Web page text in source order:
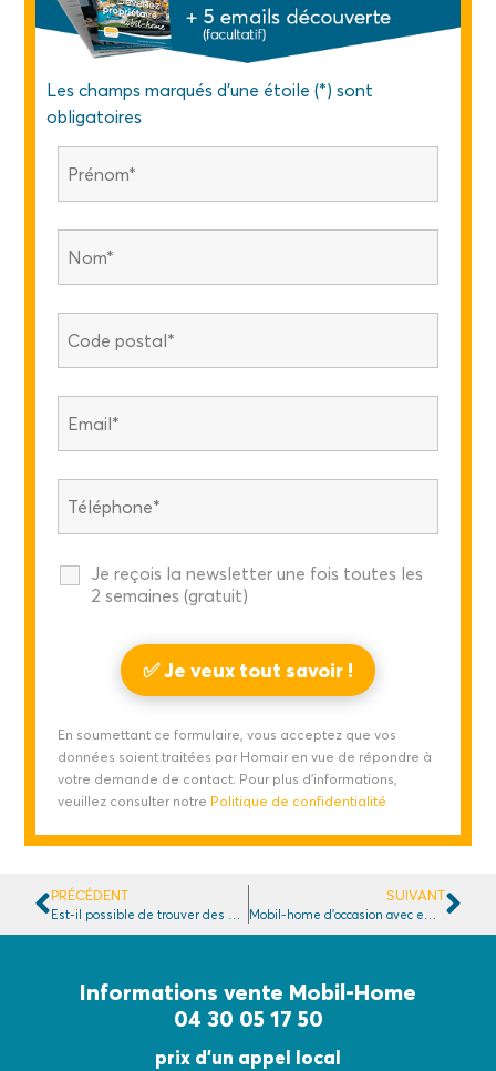
Les champs marqués d'une étoile (*) sont
obligatoires
Je reçois la newsletter une fois toutes les
2 semaines (gratuit)
En soumettant ce formulaire, vous acceptez que vos
données soient traitées par Homair en vue de répondre à
votre demande de contact. Pour plus d'informations,
veuillez consulter notre Politique de confidentialité
PRÉCÉDENT
Est-il possible de trouver des mobil-homes pas chers à vendre en camping ?
SUIVANT
Mobil-home d’occasion avec emplacement en bord de mer : mythe ou vraie bonne affaire ?
Informations vente Mobil-Home
04 30 05 17 50
prix d’un appel local